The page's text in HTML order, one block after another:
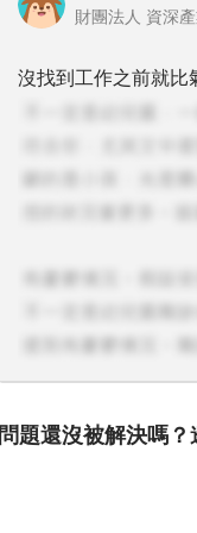
財團法人 資深
沒找到工作之前就比
問題還沒被解決嗎？